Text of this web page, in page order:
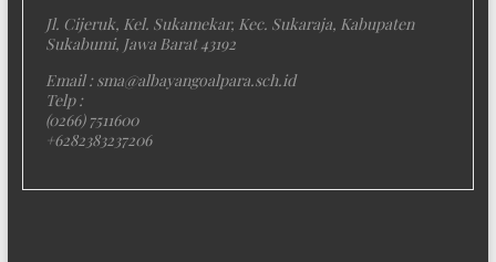
Jl. Cijeruk, Kel. Sukamekar, Kec. Sukaraja, Kabupaten
Sukabumi, Jawa Barat 43192
Email : sma@albayangoalpara.sch.id
Telp :
(0266) 7511600
+6282383237206